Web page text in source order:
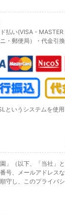
払い(VISA・
・郵便局）・代金引
というシステムを使
園」（以下、「当社」
号、メールアドレス
守し、このプライバ